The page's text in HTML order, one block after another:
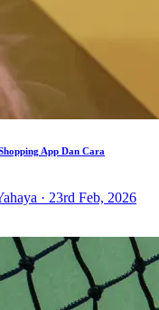
App Dan Cara
· 23rd Feb, 2026